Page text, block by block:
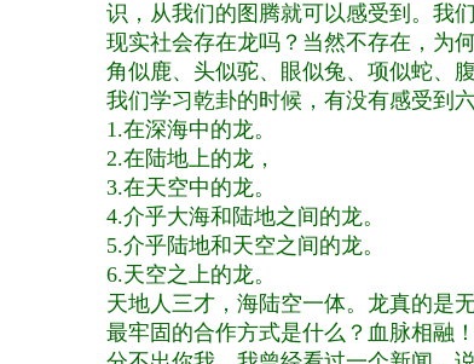
识，从我们的图腾就可以感受到。我
现实社会存在龙吗？当然不存在，为
角似鹿、头似驼、眼似兔、项似蛇、
我们学习乾卦的时候，有没有感受到
1.在深海中的龙。
2.在陆地上的龙，
3.在天空中的龙。
4.介乎大海和陆地之间的龙。
5.介乎陆地和天空之间的龙。
6.天空之上的龙。
天地人三才，海陆空一体。龙真的是
最牢固的合作方式是什么？血脉相融